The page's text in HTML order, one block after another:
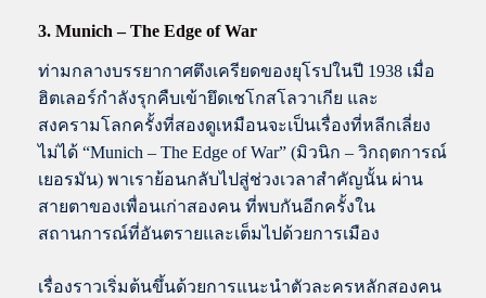
3. Munich – The Edge of War
ท่ามกลางบรรยากาศตึงเครียดของยุโรปในปี 1938 เมื่อ
ฮิตเลอร์กำลังรุกคืบเข้ายึดเชโกสโลวาเกีย และ
สงครามโลกครั้งที่สองดูเหมือนจะเป็นเรื่องที่หลีกเลี่ยง
ไม่ได้ “Munich – The Edge of War” (มิวนิก – วิกฤตการณ์
เยอรมัน) พาเราย้อนกลับไปสู่ช่วงเวลาสำคัญนั้น ผ่าน
สายตาของเพื่อนเก่าสองคน ที่พบกันอีกครั้งใน
สถานการณ์ที่อันตรายและเต็มไปด้วยการเมือง
เรื่องราวเริ่มต้นขึ้นด้วยการแนะนำตัวละครหลักสองคน